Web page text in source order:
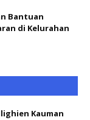
Bantuan
di Kelurahan
Kauman